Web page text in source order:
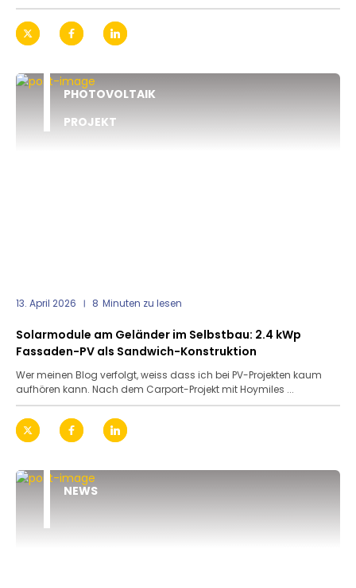
PHOTOVOLTAIK
PROJEKT
13. April 2026 8 Minuten zu lesen
Solarmodule am Geländer im Selbstbau: 2.4 kWp
Fassaden-PV als Sandwich-Konstruktion
Wer meinen Blog verfolgt, weiss dass ich bei PV-Projekten kaum
aufhören kann. Nach dem Carport-Projekt mit Hoymiles ...
NEWS